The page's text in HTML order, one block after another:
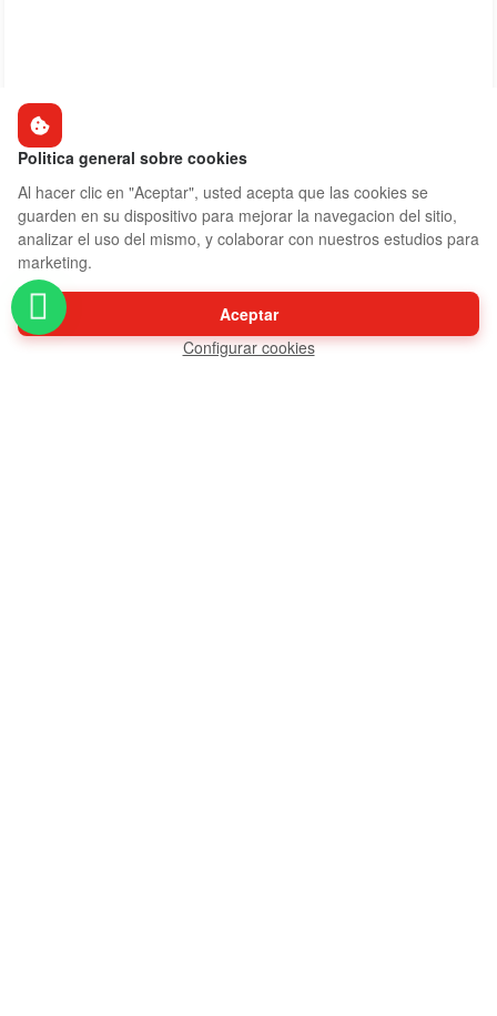
Politica general sobre cookies
Al hacer clic en "Aceptar", usted acepta que las cookies se
guarden en su dispositivo para mejorar la navegacion del sitio,
analizar el uso del mismo, y colaborar con nuestros estudios para
marketing.
Aceptar
Configurar cookies